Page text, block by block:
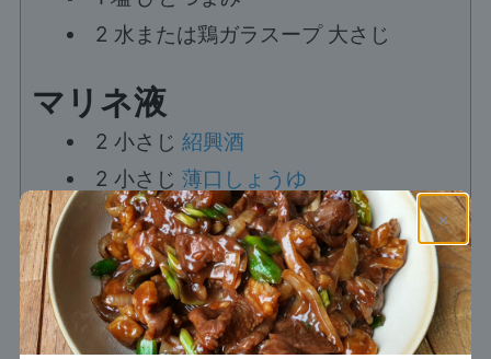
2 水または鶏ガラスープ 大さじ
マリネ液
2 小さじ 紹興酒
2 小さじ 薄口しょうゆ
2 小さじ 濃口しょうゆ
2 小さじ ごま油
1 黒こしょう ひとつまみ
1 小さじ 砂糖
×